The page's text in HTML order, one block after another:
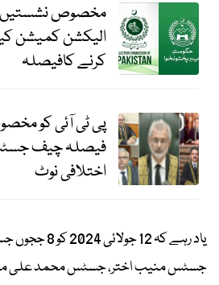
مخصوص نشستیں؛
الیکشن کمیشن
کرنے کافیصلہ
پی ٹی آئی کو
اختلافی نوٹ
یاد رہے کہ 12
جسٹس منیب اختر، جسٹس محمد علی